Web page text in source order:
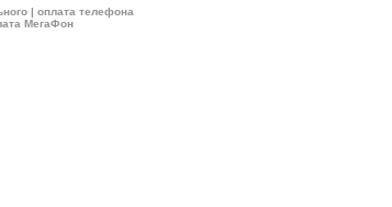
| оплата телефона
МегаФон